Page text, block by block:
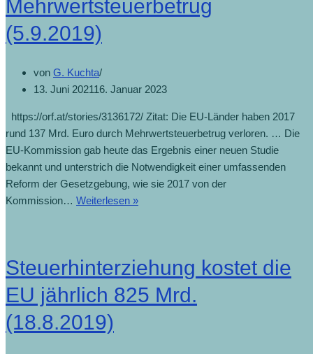
Mehrwertsteuerbetrug
(5.9.2019)
von G. Kuchta
13. Juni 202116. Januar 2023
https://orf.at/stories/3136172/ Zitat: Die EU-Länder haben 2017
rund 137 Mrd. Euro durch Mehrwertsteuerbetrug verloren. … Die
EU-Kommission gab heute das Ergebnis einer neuen Studie
bekannt und unterstrich die Notwendigkeit einer umfassenden
Reform der Gesetzgebung, wie sie 2017 von der
Kommission… Weiterlesen »
Steuerhinterziehung kostet die
EU jährlich 825 Mrd.
(18.8.2019)